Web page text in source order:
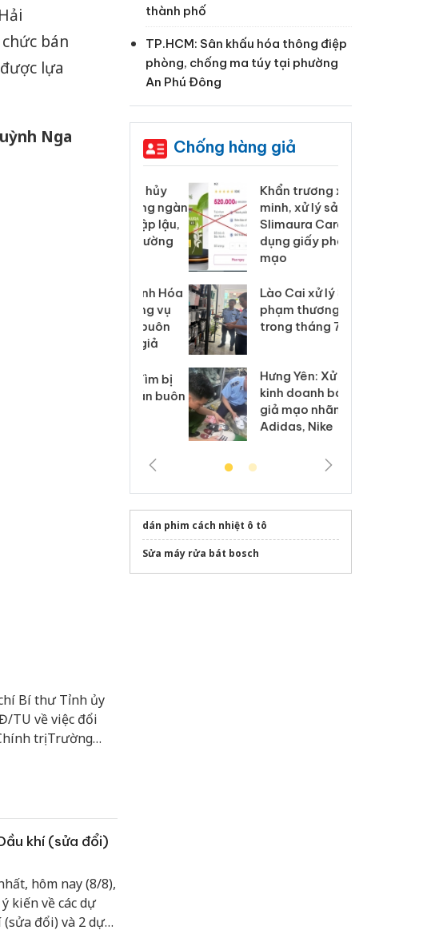
bán
lựa
Nga
Bí thư Tỉnh ủy
TU về việc đổi
trị Trường
khí (sửa đổi)
hôm nay (8/8),
kiến về các dự
đổi) và 2 dự
thành phố
TP.HCM: Sân khấu hóa thông điệp
phòng, chống ma túy tại phường
An Phú Đông
Chống hàng giả
Khẩn trương xác
minh, xử lý sản phẩm
Slimaura Care x3 sử
dụng giấy phép giả
mạo
Lào Cai xử lý 83 vụ vi
phạm thương mại
trong tháng 7
Hưng Yên: Xử lý 6 hộ
kinh doanh bán hàng
giả mạo nhãn hiệu
Adidas, Nike
dán phim cách nhiệt ô tô
Sửa máy rửa bát bosch